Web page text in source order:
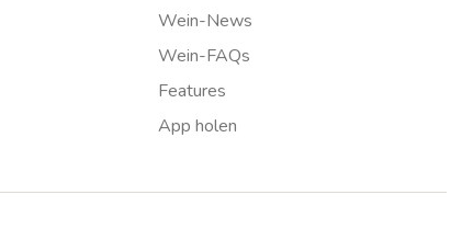
Wein-News
Wein-FAQs
Features
App holen